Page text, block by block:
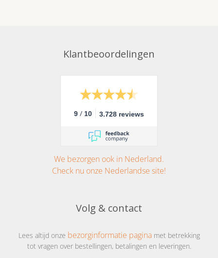
Klantbeoordelingen
9 / 10 3.728 reviews
We bezorgen ook in Nederland.
Check nu onze Nederlandse site!
Volg & contact
Lees altijd onze bezorginformatie paginamet betrekking
tot vragen over bestellingen, betalingen en leveringen.